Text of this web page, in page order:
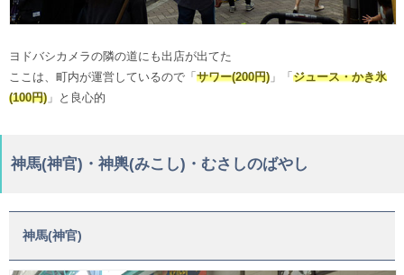
ヨドバシカメラの隣の道にも出店が出てた
ここは、町内が運営しているので「 サワー(200円) 」「 ジュース・かき氷
(100円) 」と良心的
神馬(神官)・神輿(みこし)・むさしのばやし
神馬(神官)